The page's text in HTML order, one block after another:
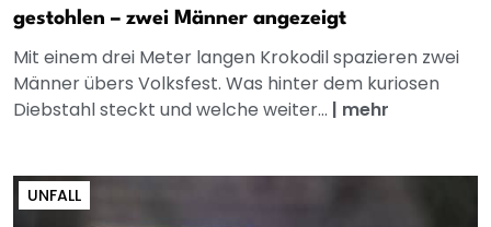
gestohlen – zwei Männer angezeigt
Mit einem drei Meter langen Krokodil spazieren zwei
Männer übers Volksfest. Was hinter dem kuriosen
Diebstahl steckt und welche weiter... | mehr
UNFALL